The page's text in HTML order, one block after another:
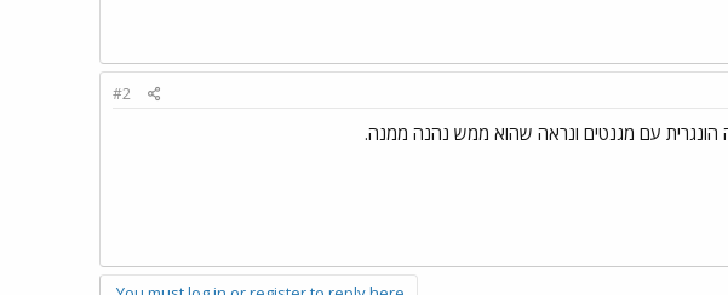
#2
הונגרית עם מגנטים ונראה שהוא ממש נהנה ממנה.